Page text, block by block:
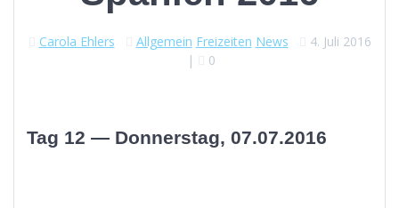
Carola Ehlers Allgemein Freizeiten News
4. Juli 2016
|
0
Tag 12 — Donnerstag, 07.07.2016